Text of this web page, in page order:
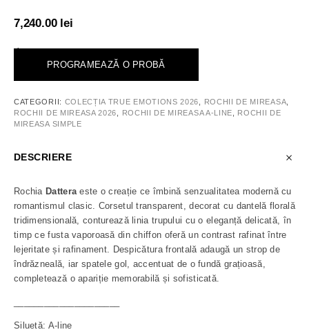
7,240.00 lei
<
PROGRAMEAZĂ O PROBĂ
CATEGORII: COLECȚIA TRUE EMOTIONS 2026 ROCHII DE MIREASA
ROCHII DE MIREASA 2026
ROCHII DE MIREASA A-LINE
ROCHII DE
MIREASA SIMPLE
DESCRIERE
Rochia Datteraeste o creație ce îmbină senzualitatea modernă cu
romantismul clasic. Corsetul transparent, decorat cu dantelă florală
tridimensională, conturează linia trupului cu o eleganță delicată, în
timp ce fusta vaporoasă din chiffon oferă un contrast rafinat între
lejeritate și rafinament. Despicătura frontală adaugă un strop de
îndrăzneală, iar spatele gol, accentuat de o fundă grațioasă,
completează o apariție memorabilă și sofisticată.
Siluetă: A-line